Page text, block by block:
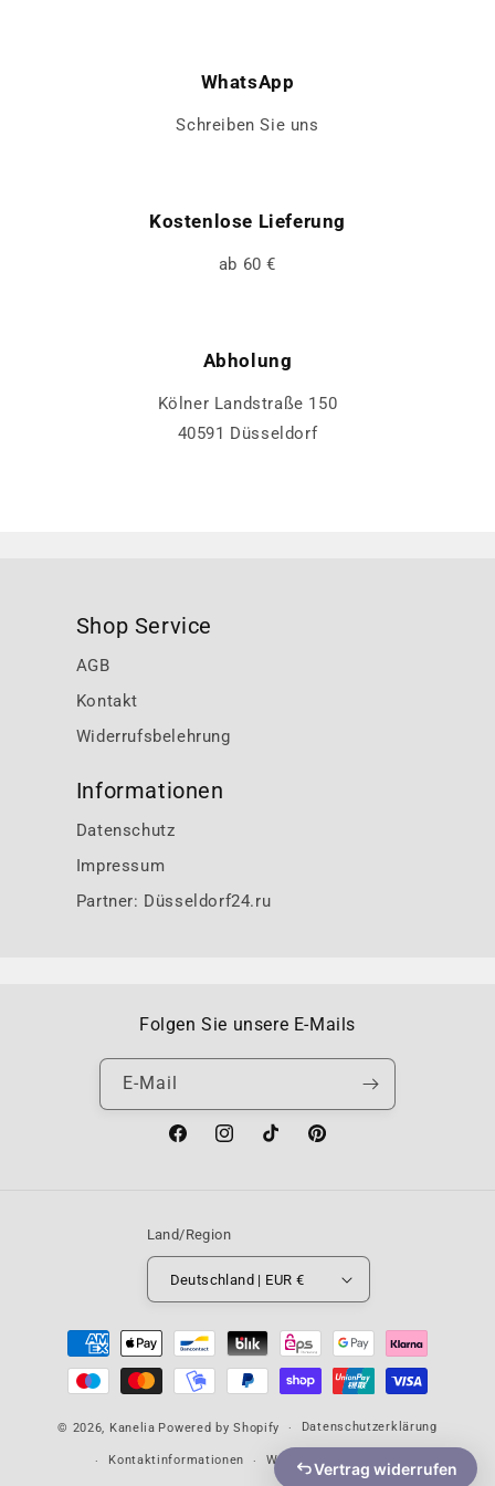
WhatsApp
Schreiben Sie uns
Kostenlose Lieferung
ab 60 €
Abholung
Kölner Landstraße 150
40591 Düsseldorf
Shop Service
AGB
Kontakt
Widerrufsbelehrung
Informationen
Datenschutz
Impressum
Partner: Düsseldorf24.ru
Folgen Sie unsere E-Mails
E-Mail
FacebookInstagramTikTok Pinterest
Land/Region
Deutschland | EUR €
Zahlungsmethoden
© 2026, Kanelia Powered by Shopify Datenschutzerklärung
Kontaktinformationen Widerrufsrecht AGB
Vertrag widerrufen